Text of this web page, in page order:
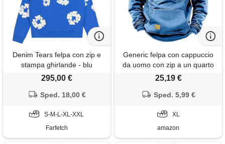
Denim Tears felpa con zip e
stampa ghirlande - blu
295,00 €
Sped. 18,00 €
S-M-L-XL-XXL
Farfetch
Generic felpa con cappuccio
da uomo con zip a un quarto
tattica, militare cargo
combattimento bandiera usa
grafica stelle felpa con
all'aperto manica lunga,
azzurro, xl
25,19 €
Sped. 5,99 €
XL
amazon